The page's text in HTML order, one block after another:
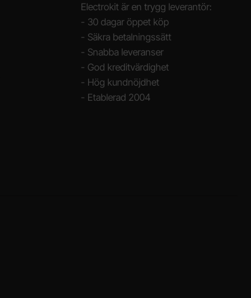
Electrokit är en trygg leverantör:
- 30 dagar öppet köp
- Säkra betalningssätt
- Snabba leveranser
- God kreditvärdighet
- Hög kundnöjdhet
- Etablerad 2004